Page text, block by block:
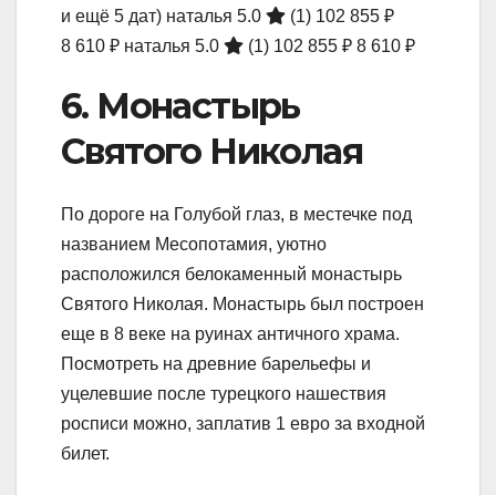
и ещё 5 дат) наталья 5.0 (1) 102 855 ₽
8 610 ₽ наталья 5.0 (1) 102 855 ₽ 8 610 ₽
6. Монастырь
Святого Николая
По дороге на Голубой глаз, в местечке под
названием Месопотамия, уютно
расположился белокаменный монастырь
Святого Николая. Монастырь был построен
еще в 8 веке на руинах античного храма.
Посмотреть на древние барельефы и
уцелевшие после турецкого нашествия
росписи можно, заплатив 1 евро за входной
билет.